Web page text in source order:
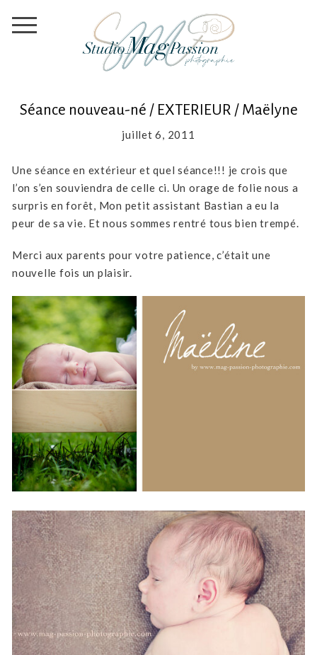
Séance nouveau-né / EXTERIEUR / Maëlyne
juillet 6, 2011
Une séance en extérieur et quel séance!!! je crois que
l’on s’en souviendra de celle ci. Un orage de folie nous a
surpris en forêt, Mon petit assistant Bastian a eu la
peur de sa vie. Et nous sommes rentré tous bien trempé.
Merci aux parents pour votre patience, c’était une
nouvelle fois un plaisir.